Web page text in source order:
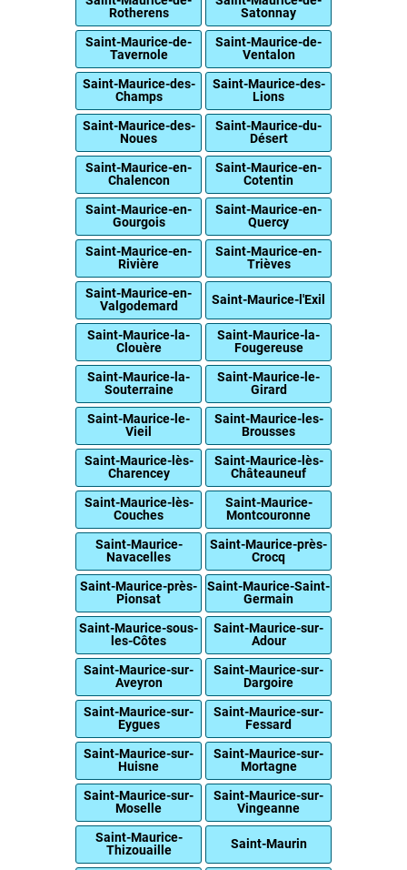
Rotherens
Satonnay
Saint-Maurice-de-
Tavernole
Saint-Maurice-de-
Ventalon
Saint-Maurice-des-
Champs
Saint-Maurice-des-
Lions
Saint-Maurice-des-
Noues
Saint-Maurice-du-
Désert
Saint-Maurice-en-
Chalencon
Saint-Maurice-en-
Cotentin
Saint-Maurice-en-
Gourgois
Saint-Maurice-en-
Quercy
Saint-Maurice-en-
Rivière
Saint-Maurice-en-
Trièves
Saint-Maurice-en-
Valgodemard
Saint-Maurice-l'Exil
Saint-Maurice-la-
Clouère
Saint-Maurice-la-
Fougereuse
Saint-Maurice-la-
Souterraine
Saint-Maurice-le-
Girard
Saint-Maurice-le-
Vieil
Saint-Maurice-les-
Brousses
Saint-Maurice-lès-
Charencey
Saint-Maurice-lès-
Châteauneuf
Saint-Maurice-lès-
Couches
Saint-Maurice-
Montcouronne
Saint-Maurice-
Navacelles
Saint-Maurice-près-
Crocq
Saint-Maurice-près-
Pionsat
Saint-Maurice-Saint-
Germain
Saint-Maurice-sous-
les-Côtes
Saint-Maurice-sur-
Adour
Saint-Maurice-sur-
Aveyron
Saint-Maurice-sur-
Dargoire
Saint-Maurice-sur-
Eygues
Saint-Maurice-sur-
Fessard
Saint-Maurice-sur-
Huisne
Saint-Maurice-sur-
Mortagne
Saint-Maurice-sur-
Moselle
Saint-Maurice-sur-
Vingeanne
Saint-Maurice-
Thizouaille
Saint-Maurin